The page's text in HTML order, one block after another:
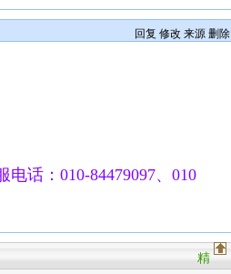
回复 修改 来源 删除
话：010-84479097、010
精